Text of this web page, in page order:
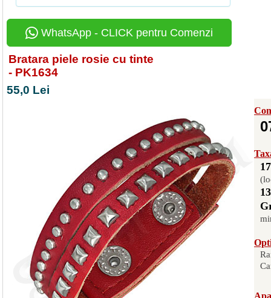
WhatsApp - CLICK pentru Comenzi
Bratara piele rosie cu tinte
- PK1634
55,0 Lei